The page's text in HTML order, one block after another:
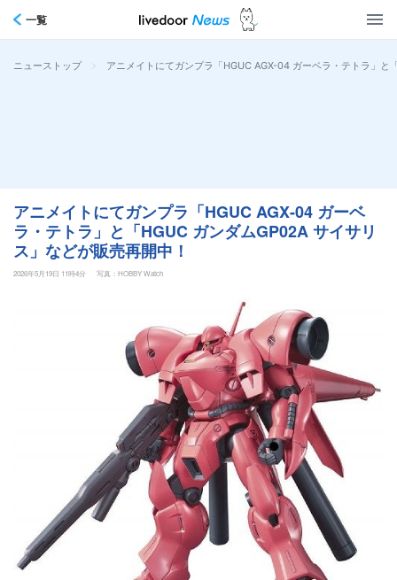
一覧
ニューストップ > アニメイトにてガンプラ「HGUC AGX-04 ガーベラ・テトラ」
アニメイトにてガンプラ「HGUC AGX-04 ガーベ
ラ・テトラ」と「HGUC ガンダムGP02A サイサリ
ス」などが販売再開中！
2026年5月19日 11時4分 写真：HOBBY Watch